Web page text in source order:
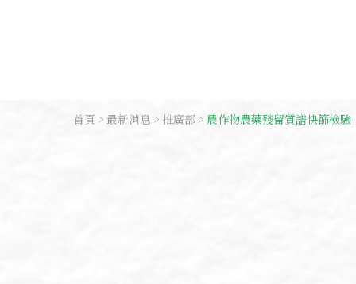
首頁 最新消息 推廣部 農作物農藥殘留質譜快篩檢驗